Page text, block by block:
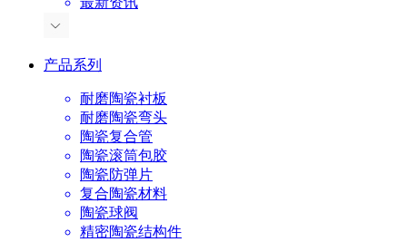
产品系列
耐磨陶瓷衬板
耐磨陶瓷弯头
陶瓷复合管
陶瓷滚筒包胶
陶瓷防弹片
复合陶瓷材料
陶瓷球阀
精密陶瓷结构件